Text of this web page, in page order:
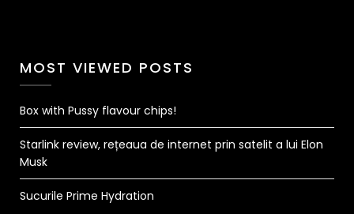
MOST VIEWED POSTS
Box with Pussy flavour chips!
Starlink review, rețeaua de internet prin satelit a lui Elon
Musk
Sucurile Prime Hydration